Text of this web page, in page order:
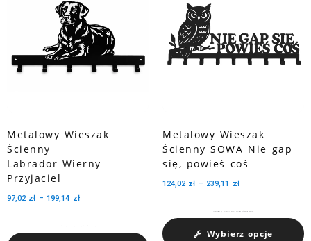
Metalowy Wieszak
Ścienny
Labrador Wierny
Przyjaciel
97,02 zł – 199,14 zł
Metalowy Wieszak
Ścienny SOWA Nie gap
się, powieś coś
124,02 zł – 239,11 zł
Wybierz opcje